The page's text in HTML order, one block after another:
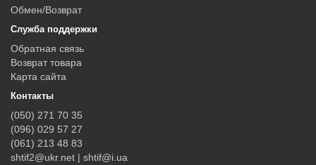
Обмен/Возврат
Служба поддержки
Обратная связь
Возврат товара
Карта сайта
Контакты
(050) 271 70 35
(096) 029 57 27
(061) 213 48 83
shtif2@ukr.net | shtif@i.ua